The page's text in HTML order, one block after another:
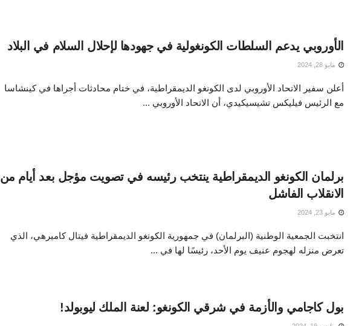
الأوروبي يدعم السلطات الكونغولية في جهودها لإحلال السلام في البلاد
مايو 28, 2024
أعلن سفير الاتحاد الأوروبي لدى الكونغو الديمقراطية، في ختام محادثات أجراها في كينشاسا
مع الرئيس فيليكس تشيسيكيدي، أن الاتحاد الأوروبي ...
برلمان الكونغو الديمقراطية ينتخب رئيسه في تصويت مؤجل بعد أيام من
الانقلاب الفاشل
مايو 23, 2024
انتخبت الجمعية الوطنية (البرلمان) في جمهورية الكونغو الديمقراطية فيتال كاميرهي، الذي
تعرض منزله لهجوم عنيف يوم الأحد، رئيسًا لها في ...
بول كاجامي والأزمة في شرقي الكونغو: لعنة الملك ليوبولد!